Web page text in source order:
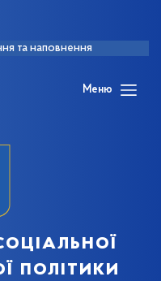
та наповнення
Меню
політики